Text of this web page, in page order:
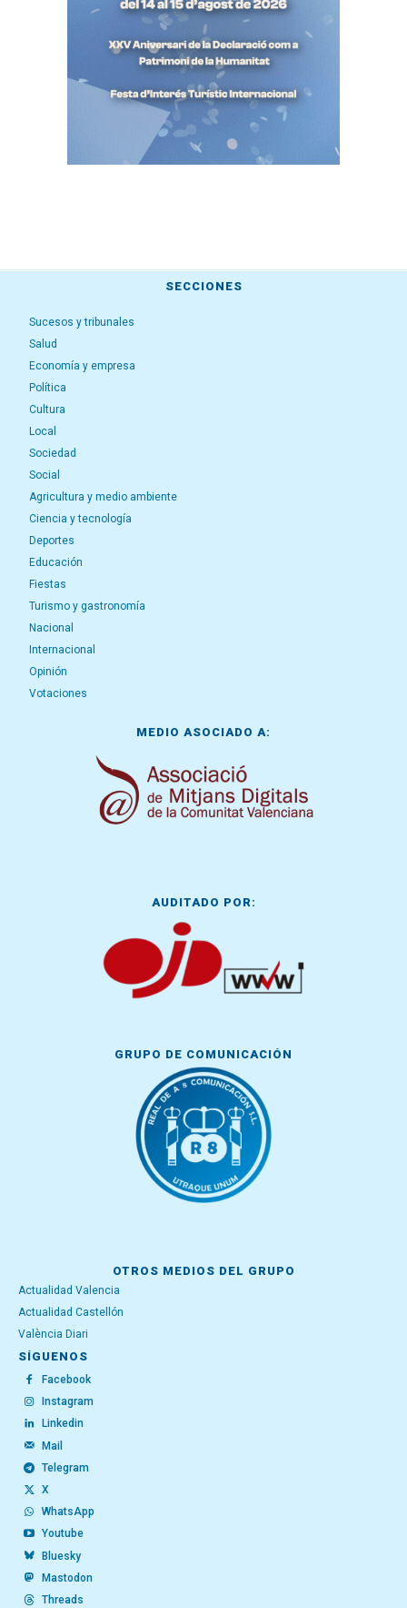
SECCIONES
Sucesos y tribunales
Salud
Economía y empresa
Política
Cultura
Local
Sociedad
Social
Agricultura y medio ambiente
Ciencia y tecnología
Deportes
Educación
Fiestas
Turismo y gastronomía
Nacional
Internacional
Opinión
Votaciones
MEDIO ASOCIADO A:
AUDITADO POR:
GRUPO DE COMUNICACIÓN
OTROS MEDIOS DEL GRUPO
Actualidad Valencia
Actualidad Castellón
València Diari
SÍGUENOS
Facebook
Instagram
Linkedin
Mail
Telegram
X
WhatsApp
Youtube
Bluesky
Mastodon
Threads